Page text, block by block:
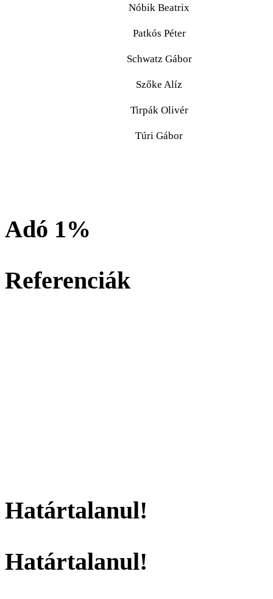
Nóbik Beatrix
Patkós Péter
Schwatz Gábor
Szőke Alíz
Tirpák Olivér
Túri Gábor
Adó 1%
Referenciák
Határtalanul!
Határtalanul!